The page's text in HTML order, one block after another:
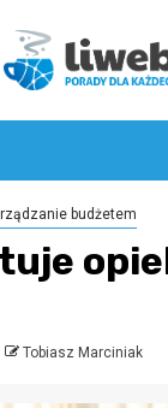
budżetem
Tobiasz Marciniak